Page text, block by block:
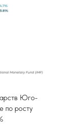
Юго-
по росту